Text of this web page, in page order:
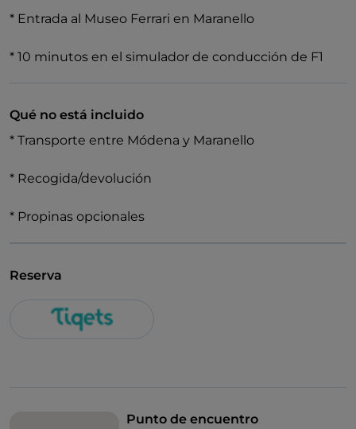
* Entrada al Museo Ferrari en Maranello
* 10 minutos en el simulador de conducción de F1
Qué no está incluido
* Transporte entre Módena y Maranello
* Recogida/devolución
* Propinas opcionales
Reserva
Punto de encuentro